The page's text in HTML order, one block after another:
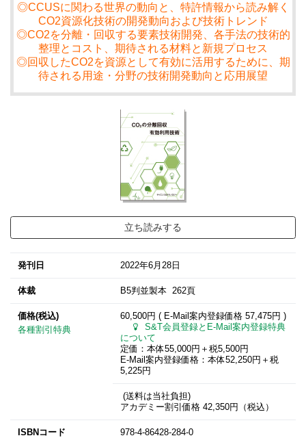
◎CCUSに関わる世界の動向と、特許情報から読み解く
CO2資源化技術の開発動向および技術トレンド
◎CO2を分離・回収する要素技術開発、各手法の技術的
整理とコスト、期待される材料と新規プロセス
◎回収したCO2を資源として有効に活用するために、期
待される用途・分野の技術開発動向と応用展望
立ち読みする
発刊日 2022年6月28日
体裁 B5判並製本 262頁
価格(税込)
各種割引特典
60,500円 ( E-Mail案内登録価格 57,475円 )
S&T会員登録とE-Mail案内登録特典
について
定価：本体55,000円＋税5,500円
E-Mail案内登録価格：本体52,250円＋税
5,225円
(送料は当社負担)
アカデミー割引価格 42,350円（税込）
ISBNコード 978-4-86428-284-0